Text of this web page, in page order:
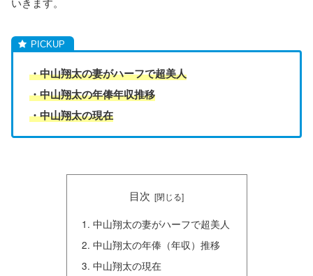
・中山翔太の妻がハーフで超美人
・中山翔太の年俸年収推移
・中山翔太の現在
目次
中山翔太の妻がハーフで超美人
中山翔太の年俸（年収）推移
中山翔太の現在